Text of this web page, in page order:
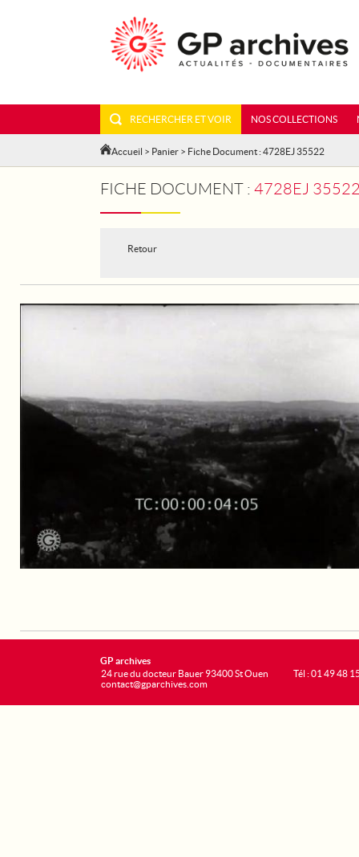
RECHERCHER ET VOIR NOS COLLECTIONS
Accueil > Panier > Fiche Document : 4728EJ 35522
FICHE DOCUMENT : 4728EJ 35522
Retour
GP archives
24 rue du docteur Bauer 93400 St Ouen
contact@gparchives.com
Tél : 01 49 48